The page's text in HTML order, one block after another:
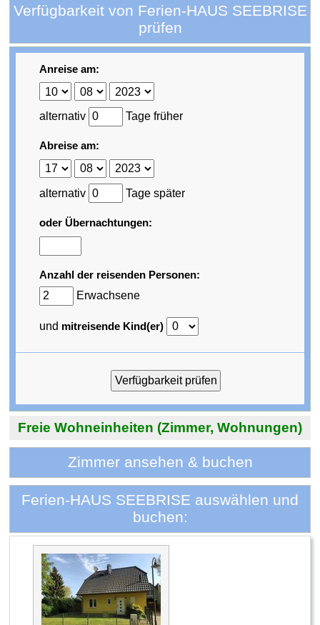
Verfügbarkeit von Ferien-HAUS SEEBRISE
prüfen
Anreise am:
alternativ Tage früher
Abreise am:
alternativ Tage später
oder Übernachtungen:
Anzahl der reisenden Personen:
Erwachsene
und mitreisende Kind(er)
Freie Wohneinheiten (Zimmer, Wohnungen)
Zimmer ansehen & buchen
Ferien-HAUS SEEBRISE auswählen und
buchen: